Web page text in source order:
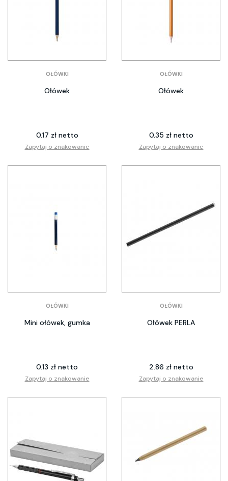
OŁÓWKI
Ołówek
0.17 zł netto
Zapytaj o znakowanie
OŁÓWKI
Ołówek
0.35 zł netto
Zapytaj o znakowanie
OŁÓWKI
Mini ołówek, gumka
0.13 zł netto
Zapytaj o znakowanie
OŁÓWKI
Ołówek PERLA
2.86 zł netto
Zapytaj o znakowanie